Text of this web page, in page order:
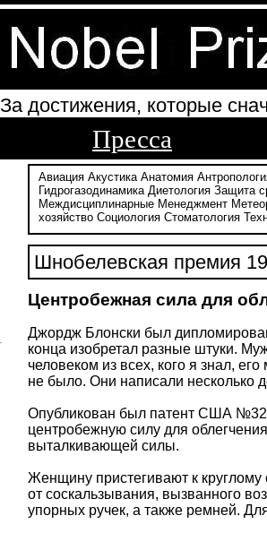
За достижения, которые
Пресса
Авиация Акустика Анатомия
Гидрогазодинамика Диетология Защита
Междисциплинарные Менеджмент
хозяйство Социология Стоматология
Шнобелевская премия
Центробежная сила для
Джордж Блонски был
конца изобретал разные штуки.
человеком из всех, кого я знал,
не было. Они написали несколько
Опубликован был патент США
центробежную силу для
выталкивающей силы.
Женщину пристегивают к
от соскальзывания, вызванного
упорных ручек, а также ремней.